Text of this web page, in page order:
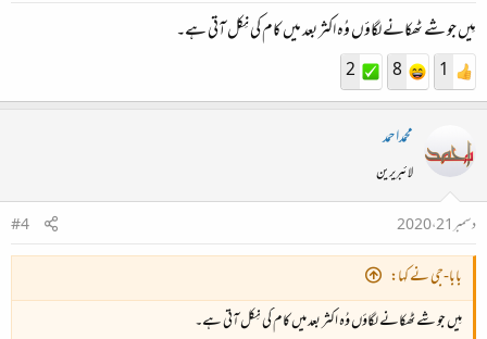
مِیں جو شے ٹھکانے لگاؤں وُہ اکثر بعد میں کام کی نِکل آتی ہے۔
1
8
2
محمداحمد
لائبریرین
دسمبر 21، 2020
#4
بابا-جی نے کہا:
مِیں جو شے ٹھکانے لگاؤں وُہ اکثر بعد میں کام کی نِکل آتی ہے۔